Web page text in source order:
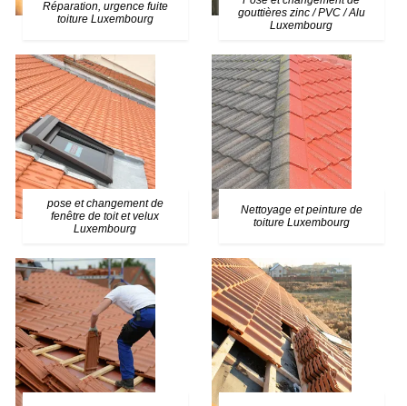
Réparation, urgence fuite
toiture Luxembourg
gouttières zinc / PVC / Alu
Luxembourg
pose et changement de
fenêtre de toit et velux
Luxembourg
Nettoyage et peinture de
toiture Luxembourg